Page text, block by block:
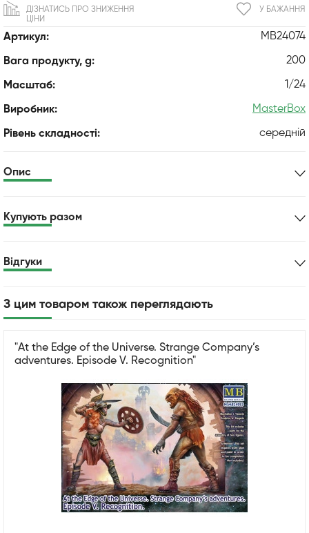
Артикул: MB24074
Вага продукту, g: 200
Масштаб: 1/24
Виробник: MasterBox
Рівень складності: середній
У БАЖАННЯ
ДІЗНАТИСЬ ПРО ЗНИЖЕННЯ
ЦІНИ
Опис
Купують разом
Відгуки
З цим товаром також переглядають
"At the Edge of the Universe. Strange Company’s
adventures. Episode V. Recognition"